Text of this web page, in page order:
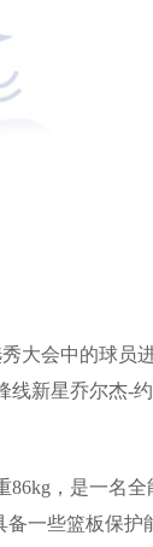
大会中的球员
新星乔尔杰-
86kg，是一名
一些篮板保护